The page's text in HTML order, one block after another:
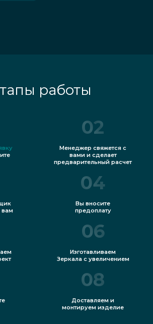
работы
02
Менеджер свяжется с
вами и сделает
предварительный расчет
вам
04
Вы вносите
предоплату
06
Изготавливаем
Зеркала с увеличением
08
Доставляем и
монтируем изделие